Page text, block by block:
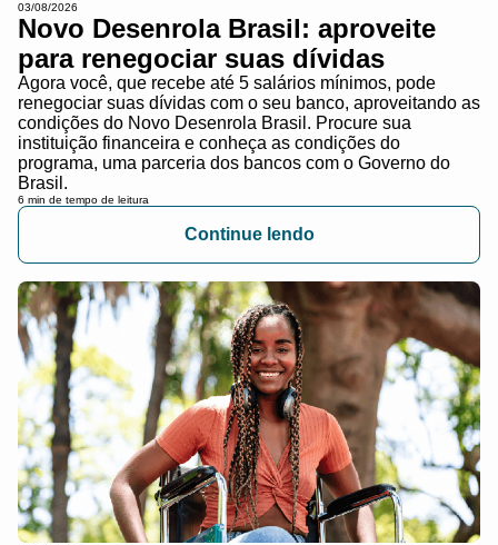
03/08/2026
Novo Desenrola Brasil: aproveite
para renegociar suas dívidas
Agora você, que recebe até 5 salários mínimos, pode
renegociar suas dívidas com o seu banco, aproveitando as
condições do Novo Desenrola Brasil. Procure sua
instituição financeira e conheça as condições do
programa, uma parceria dos bancos com o Governo do
Brasil.
6 min de tempo de leitura
Continue lendo